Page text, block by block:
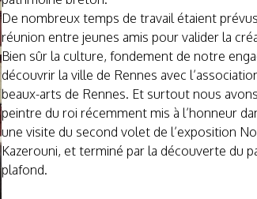
De nombreux temps de travail étaient
réunion entre jeunes amis pour valider la
Bien sûr la culture, fondement de notre
découvrir la ville de Rennes avec
beaux-arts de Rennes. Et surtout nous
peintre du roi récemment mis à l’honneur
une visite du second volet de l’exposition
Kazerouni, et terminé par la découverte du
plafond.